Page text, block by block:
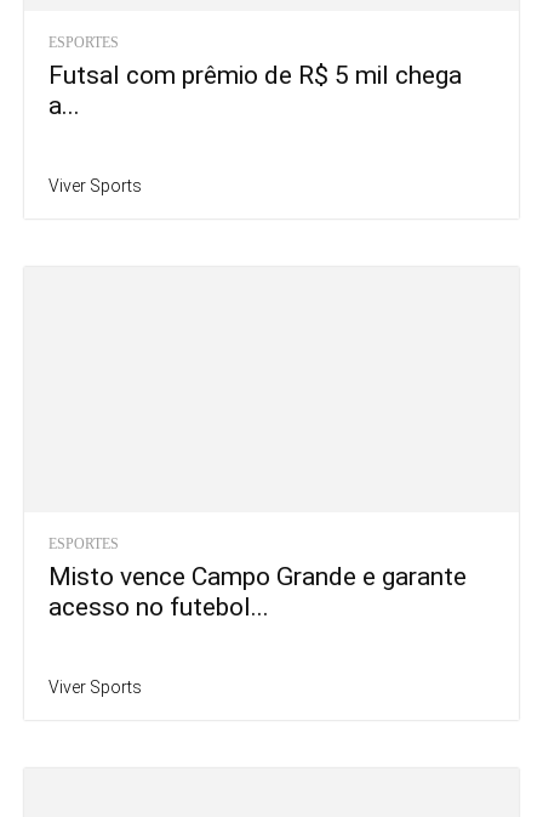
ESPORTES
Futsal com prêmio de R$ 5 mil chega
a...
Viver Sports
ESPORTES
Misto vence Campo Grande e garante
acesso no futebol...
Viver Sports